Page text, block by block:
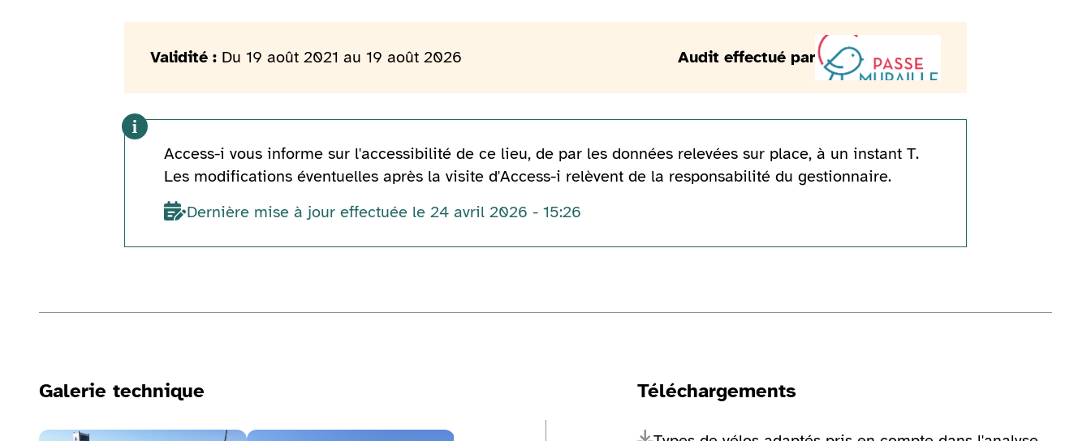
Validité : Du 19 août 2021 au 19 août 2026 Audit effectué par
Access-i vous informe sur l'accessibilité de ce lieu, de par les données relevées sur place, à un instant T.
Les modifications éventuelles après la visite d'Access-i relèvent de la responsabilité du gestionnaire.
Dernière mise à jour effectuée le 24 avril 2026 - 15:26
Galerie technique Téléchargements